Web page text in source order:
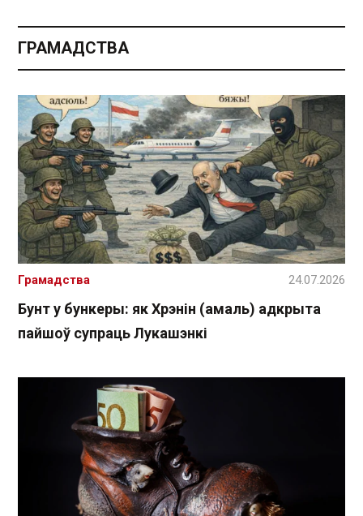
ГРАМАДСТВА
Бунт у бункеры: як Хрэнін (амаль) адкрыта
пайшоў супраць Лукашэнкі
Грамадства 24.07.2026